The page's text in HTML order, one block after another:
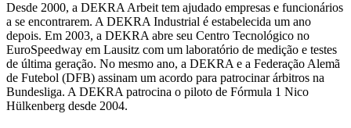
Desde 2000, a DEKRA Arbeit tem ajudado empresas e funcionários
a se encontrarem. A DEKRA Industrial é estabelecida um ano
depois. Em 2003, a DEKRA abre seu Centro Tecnológico no
EuroSpeedway em Lausitz com um laboratório de medição e testes
de última geração. No mesmo ano, a DEKRA e a Federação Alemã
de Futebol (DFB) assinam um acordo para patrocinar árbitros na
Bundesliga. A DEKRA patrocina o piloto de Fórmula 1 Nico
Hülkenberg desde 2004.